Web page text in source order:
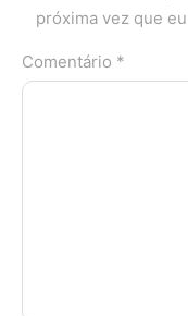
próxima vez que
Comentário *